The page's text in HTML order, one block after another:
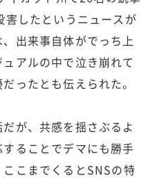
したというニュースが
出来事自体がでっち上
アルの中で泣き崩れて
ったとも伝えられた。
が、共感を揺さぶるよ
ることでデマにも勝手
こまでくるとSNSの特